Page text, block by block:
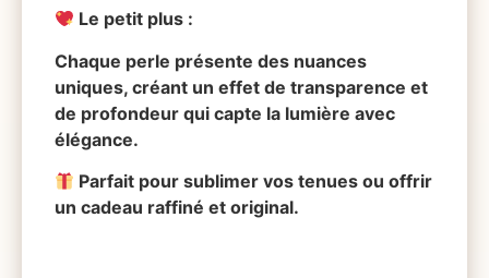
Le petit plus :
Chaque perle présente des nuances
uniques, créant un effet de transparence et
de profondeur qui capte la lumière avec
élégance.
Parfait pour sublimer vos tenues ou offrir
un cadeau raffiné et original.